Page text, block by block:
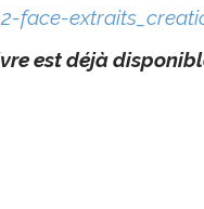
face-
est déjà